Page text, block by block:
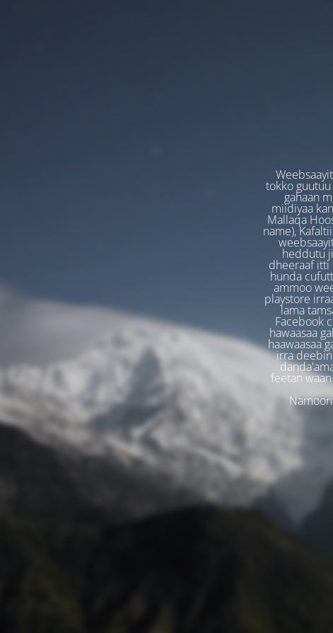
tokko
gahaan
miidiyaa
Mallaqa
name),
heddutu
dheeraaf itti
hunda
ammoo
playstore
lama
Facebook
hawaasaa
haawaasaa
irra
feetan